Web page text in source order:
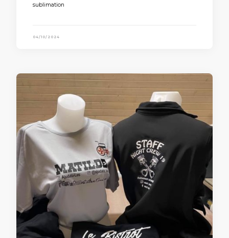
sublimation
04/10/2024